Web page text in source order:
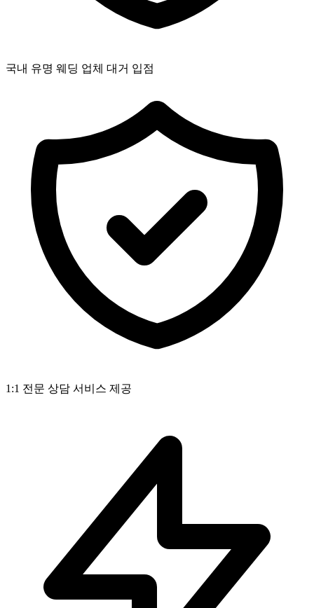
국내 유명 웨딩 업체 대거 입점
1:1 전문 상담 서비스 제공